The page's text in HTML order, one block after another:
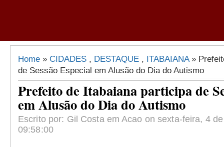
Home » CIDADES , DESTAQUE , ITABAIANA»
de Sessão Especial em Alusão do Dia do Autismo
Prefeito de Itabaiana participa de
em Alusão do Dia do Autismo
Escrito por: Gil Costa em Acao on sexta-feira, 4
09:58:00